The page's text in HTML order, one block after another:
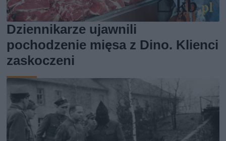
Dziennikarze ujawnili
pochodzenie mięsa z Dino. Klienci
zaskoczeni